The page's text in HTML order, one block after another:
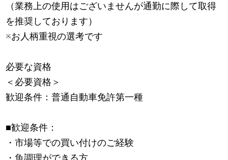
（業務上の使用はございませんが通勤に際して取得
を推奨しております）
※お人柄重視の選考です
必要な資格
＜必要資格＞
歓迎条件：普通自動車免許第一種
■歓迎条件：
・市場等での買い付けのご経験
・魚調理ができる方